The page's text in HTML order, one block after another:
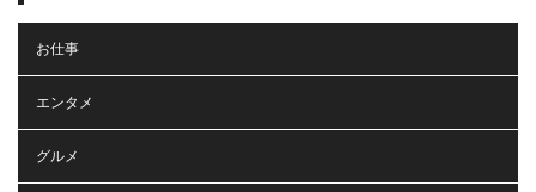
お仕事
エンタメ
グルメ